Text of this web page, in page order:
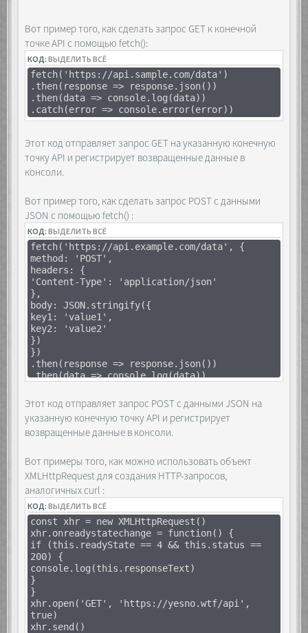
<div class="container">
<div class="buttons">
<span>&laquo;</span>
<span>&raquo;</span>
</div>
</div>
</div>
<script>
const list =
[...document.querySelectorAll('.list')],
document.querySelector('.layer'),
container =
document.querySelector('.container'),
buttons =
[...document.querySelectorAll('.buttons
span')];
document.querySelectorAll('.wrapper
img').forEach(el => {
el.addEventListener('click', e => {
container.prepend(el);
layer.classList.add('open');
});
});
buttons.forEach(btn => {
let currentList =
list[buttons.indexOf(e.target)];
layer.classList.remove('open');
// Сортировка, если нужно
[...currentList.querySelectorAll('img')]
.sort((a, b) => a.dataset.order -
b.dataset.order)
.forEach(el =>
currentList.appendChild(el));
});
});
</script>
</body>
</html>
const answer = await res.json()
console.log(answer)
})()
Вот пример того, как сделать запрос GET к конечной
точке API с помощью fetch():
КОД:ВЫДЕЛИТЬ ВСЁ
fetch('https://api.sample.com/data')
.then(response => response.json())
.then(data => console.log(data))
.catch(error => console.error(error))
Этот код отправляет запрос GET на указанную конечную
точку API и регистрирует возвращенные данные в
консоли.
Вот пример того, как сделать запрос POST с данными
JSON с помощью fetch() :
КОД:ВЫДЕЛИТЬ ВСЁ
fetch('https://api.example.com/data', {
method: 'POST',
headers: {
'Content-Type': 'application/json'
},
body: JSON.stringify({
key1: 'value1',
key2: 'value2'
})
})
.then(response => response.json())
.then(data => console.log(data))
Этот код отправляет запрос POST с данными JSON на
указанную конечную точку API и регистрирует
возвращенные данные в консоли.
Вот примеры того, как можно использовать объект
XMLHttpRequest для создания HTTP-запросов,
аналогичных curl :
КОД:ВЫДЕЛИТЬ ВСЁ
const xhr = new XMLHttpRequest()
xhr.onreadystatechange = function() {
if (this.readyState == 4 && this.status ==
200) {
console.log(this.responseText)
}
}
xhr.open('GET', 'https://yesno.wtf/api',
true)
xhr.send()